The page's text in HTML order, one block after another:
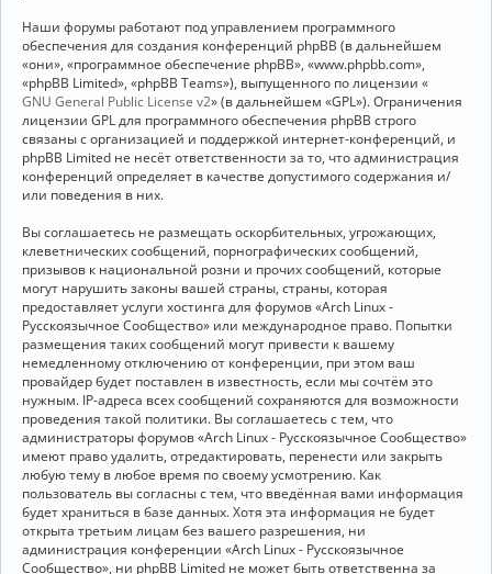
Наши форумы работают под управлением программного
обеспечения для создания конференций phpBB (в дальнейшем
«они», «программное обеспечение phpBB», «www.phpbb.com»,
«phpBB Limited», «phpBB Teams»), выпущенного по лицензии «
GNU General Public License v2» (в дальнейшем «GPL»). Ограничения
лицензии GPL для программного обеспечения phpBB строго
связаны с организацией и поддержкой интернет-конференций, и
phpBB Limited не несёт ответственности за то, что администрация
конференций определяет в качестве допустимого содержания и/
или поведения в них.
Вы соглашаетесь не размещать оскорбительных, угрожающих,
клеветнических сообщений, порнографических сообщений,
призывов к национальной розни и прочих сообщений, которые
могут нарушить законы вашей страны, страны, которая
предоставляет услуги хостинга для форумов «Arch Linux -
Русскоязычное Сообщество» или международное право. Попытки
размещения таких сообщений могут привести к вашему
немедленному отключению от конференции, при этом ваш
провайдер будет поставлен в известность, если мы сочтём это
нужным. IP-адреса всех сообщений сохраняются для возможности
проведения такой политики. Вы соглашаетесь с тем, что
администраторы форумов «Arch Linux - Русскоязычное Сообщество»
имеют право удалить, отредактировать, перенести или закрыть
любую тему в любое время по своему усмотрению. Как
пользователь вы согласны с тем, что введённая вами информация
будет храниться в базе данных. Хотя эта информация не будет
открыта третьим лицам без вашего разрешения, ни
администрация конференции «Arch Linux - Русскоязычное
Сообщество», ни phpBB Limited не может быть ответственна за